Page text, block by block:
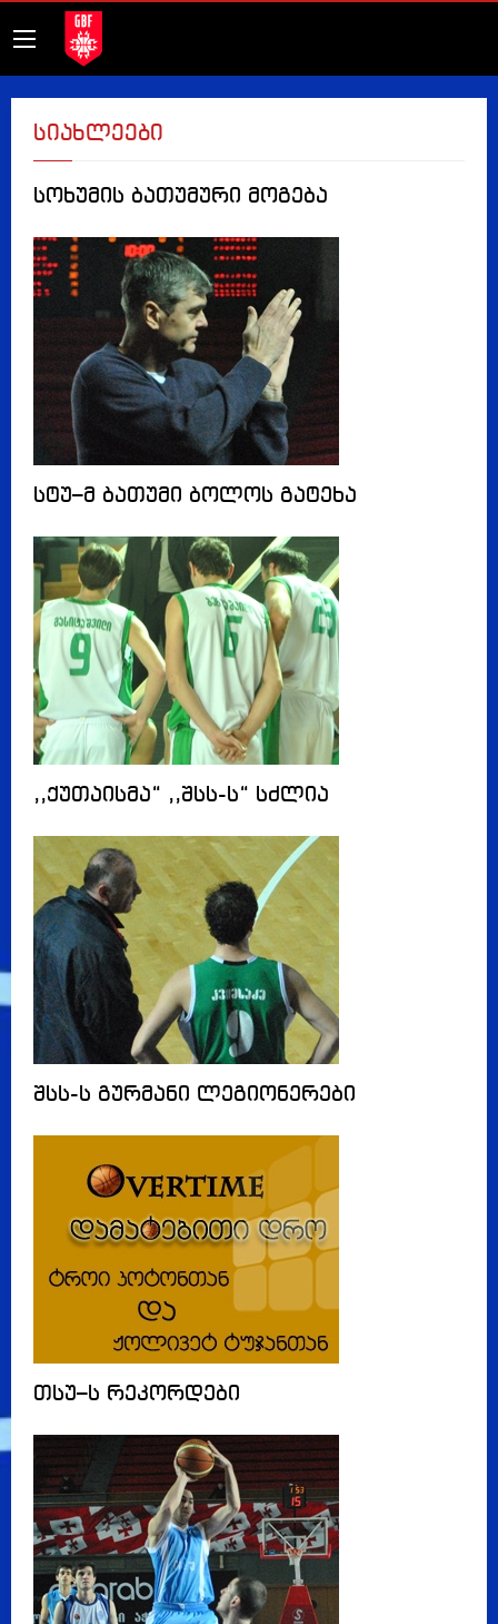
სიახლეები
სოხუმის ბათუმური მოგება
სტუ–მ ბათუმი ბოლოს გატეხა
,,ქუთაისმა“ ,,შსს-ს“ სძლია
შსს-ს გურმანი ლეგიონერები
თსუ–ს რეკორდები